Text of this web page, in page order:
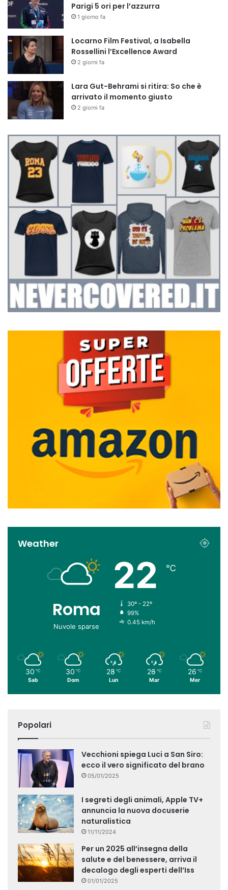
Parigi 5 ori per l’azzurra
1 giorno fa
Locarno Film Festival, a Isabella
Rossellini l’Excellence Award
2 giorni fa
Lara Gut-Behrami si ritira: So che è
arrivato il momento giusto
2 giorni fa
Weather
Roma
Nuvole sparse
22 ℃
30º - 22º
99%
0.45 km/h
30 ℃
Sab
30 ℃
Dom
28 ℃
Lun
26 ℃
Mar
26 ℃
Mer
Popolari
Vecchioni spiega Luci a San Siro:
ecco il vero significato del brano
05/01/2025
I segreti degli animali, Apple TV+
annuncia la nuova docuserie
naturalistica
11/11/2024
Per un 2025 all’insegna della
salute e del benessere, arriva il
decalogo degli esperti dell’Iss
01/01/2025